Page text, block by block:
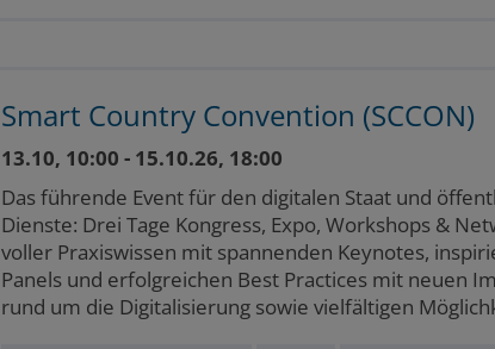
Smart Country Convention (SCCON)
13.10, 10:00 - 15.10.26, 18:00
Das führende Event für den digitalen Staat und
Dienste: Drei Tage Kongress, Expo, Workshops &
voller Praxiswissen mit spannenden Keynotes,
Panels und erfolgreichen Best Practices mit neuen
rund um die Digitalisierung sowie vielfältigen